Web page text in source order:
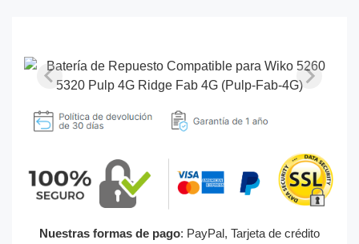
Nuestras formas de pago: PayPal, Tarjeta de crédito